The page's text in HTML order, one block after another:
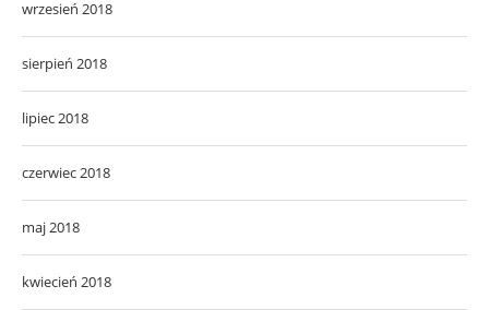
wrzesień 2018
sierpień 2018
lipiec 2018
czerwiec 2018
maj 2018
kwiecień 2018